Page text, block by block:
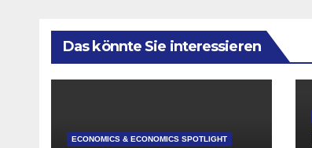
Das könnte Sie interessieren
ECONOMICS & ECONOMICS SPOTLIGHT